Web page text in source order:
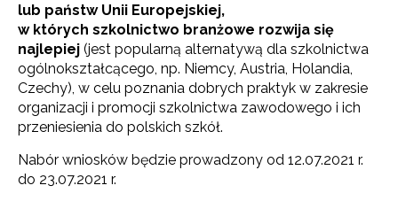
lub państw Unii Europejskiej,
w których szkolnictwo branżowe rozwija się
najlepiej (jest popularną alternatywą dla szkolnictwa
ogólnokształcącego, np. Niemcy, Austria, Holandia,
Czechy), w celu poznania dobrych praktyk w zakresie
organizacji i promocji szkolnictwa zawodowego i ich
przeniesienia do polskich szkół.
Nabór wniosków będzie prowadzony od 12.07.2021 r.
do 23.07.2021 r.